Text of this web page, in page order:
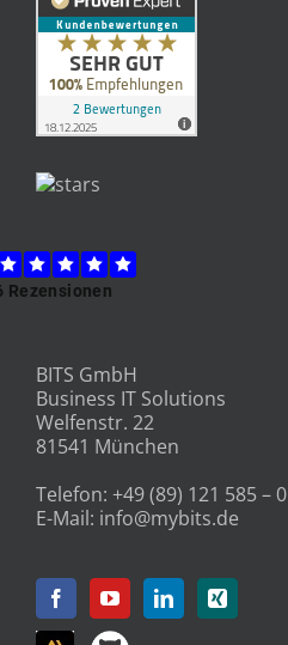
BITS GmbH
Business IT Solutions
Welfenstr. 22
81541 München
Telefon: +49 (89) 121 585 – 0
E-Mail: info@mybits.de